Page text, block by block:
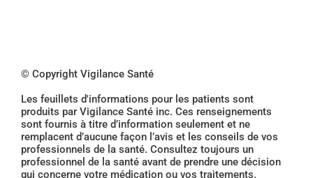
© Copyright Vigilance Santé
Les feuillets d'informations pour les patients sont
produits par Vigilance Santé inc. Ces renseignements
sont fournis à titre d’information seulement et ne
remplacent d’aucune façon l’avis et les conseils de vos
professionnels de la santé. Consultez toujours un
professionnel de la santé avant de prendre une décision
qui concerne votre médication ou vos traitements.